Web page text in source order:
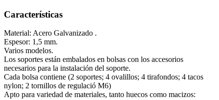
Características
Material: Acero Galvanizado .
Espesor: 1,5 mm.
Varios modelos.
Los soportes están embalados en bolsas con los accesorios
necesarios para la instalación del soporte.
Cada bolsa contiene (2 soportes; 4 ovalillos; 4 tirafondos; 4 tacos
nylon; 2 tornillos de regulació M6)
Apto para variedad de materiales, tanto huecos como macizos: